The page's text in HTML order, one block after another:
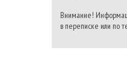
Внимание!
в переписке или по